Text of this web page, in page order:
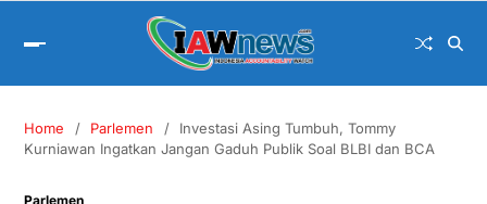
Home Parlemen
Investasi Asing Tumbuh, Tommy
Kurniawan Ingatkan Jangan Gaduh Publik Soal BLBI dan BCA
Parlemen